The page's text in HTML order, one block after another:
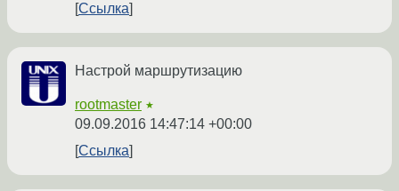
Ссылка
Настрой маршрутизацию
rootmaster ★
09.09.2016 14:47:14 +00:00
Ссылка